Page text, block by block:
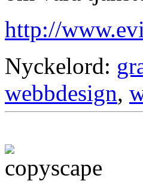
http://
Nyckelord:
webbdesign,